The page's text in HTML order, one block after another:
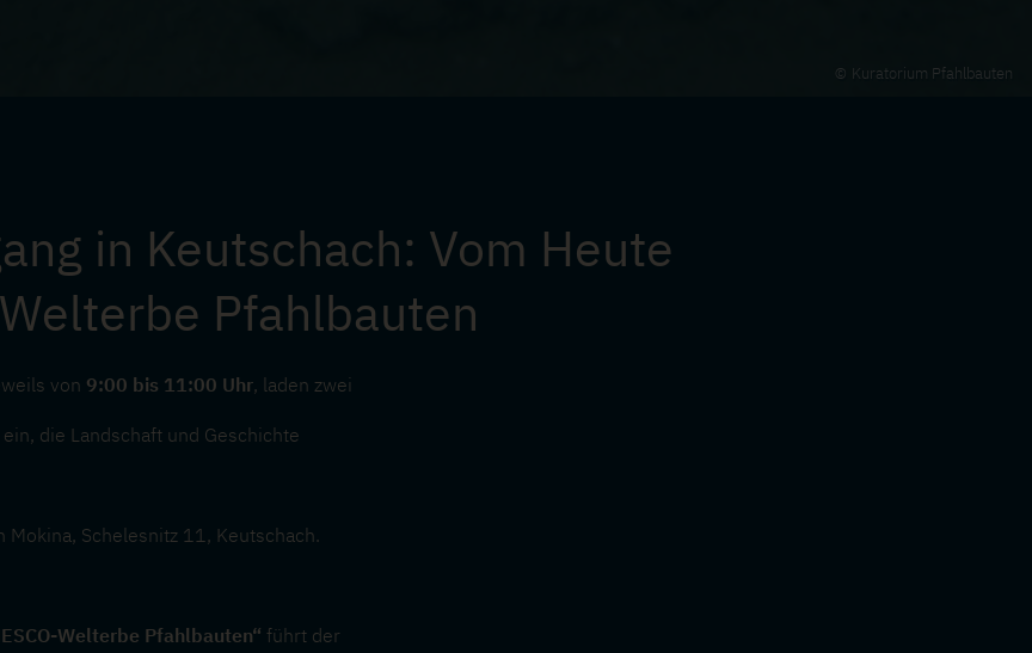
Kuratorium Pfahlbauten
in Keutschach: Vom Heute
Pfahlbauten
von 9:00 bis 11:00 Uhr, laden zwei
ein, die Landschaft und Geschichte
Mokina, Schelesnitz 11, Keutschach.
Welterbe Pfahlbauten“ führt der